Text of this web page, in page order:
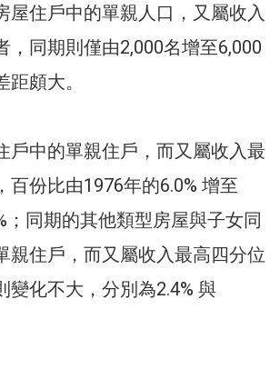
屋住戶中的單親人口，又屬收入
，同期則僅由2,000名增至6,000
頗大。
戶中的單親住戶，而又屬收入最
百份比由1976年的6.0% 增至
；同期的其他類型房屋與子女同
親住戶，而又屬收入最高四分位
變化不大，分別為2.4% 與